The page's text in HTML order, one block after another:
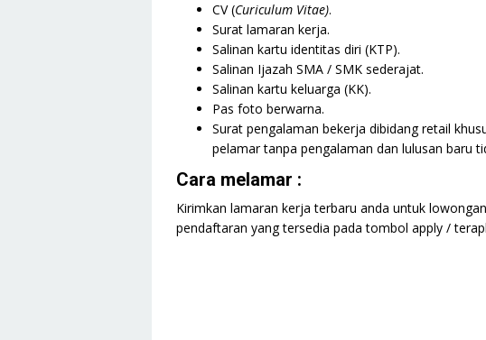
CV (Curiculum Vitae).
Surat lamaran kerja.
Salinan kartu identitas diri (KTP).
Salinan Ijazah SMA / SMK sederajat.
Salinan kartu keluarga (KK).
Pas foto berwarna.
Surat pengalaman bekerja dibidang retail
pelamar tanpa pengalaman dan lulusan baru
Cara melamar :
Kirimkan lamaran kerja terbaru anda untuk
pendaftaran yang tersedia pada tombol apply /